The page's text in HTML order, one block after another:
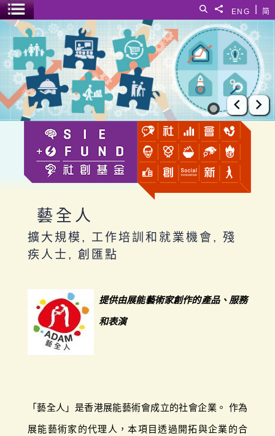
简
ENG
分享給
搜尋
選單開關
藝全人
上一張
下
藝全人
擴大規模, 工作培訓和就業機會, 殘
疾人士, 創匯點
提供由展能藝術家創作的產品、服務
和表演
「藝全人」是香港展能藝術會成立的社會企業。 作為
展能藝術家的代理人，本項目透過開拓與企業的合